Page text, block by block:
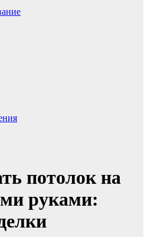
потолок на
руками: